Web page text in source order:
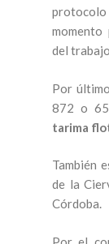
protocolo
del
Por
872 o
tarima
También
de la
Córdoba.